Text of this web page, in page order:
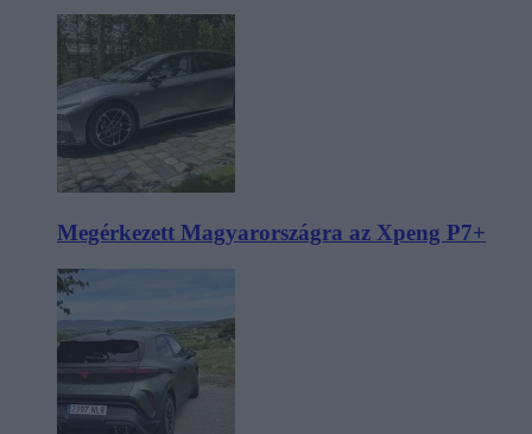
Megérkezett Magyarországra az Xpeng P7+